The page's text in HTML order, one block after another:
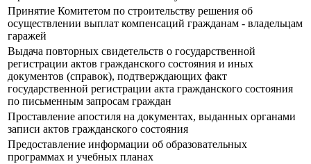
Принятие Комитетом по строительству решения об
осуществлении выплат компенсаций гражданам - владельцам
гаражей
Выдача повторных свидетельств о государственной
регистрации актов гражданского состояния и иных
документов (справок), подтверждающих факт
государственной регистрации акта гражданского состояния
по письменным запросам граждан
Проставление апостиля на документах, выданных органами
записи актов гражданского состояния
Предоставление информации об образовательных
программах и учебных планах